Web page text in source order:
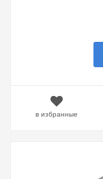
в избранные